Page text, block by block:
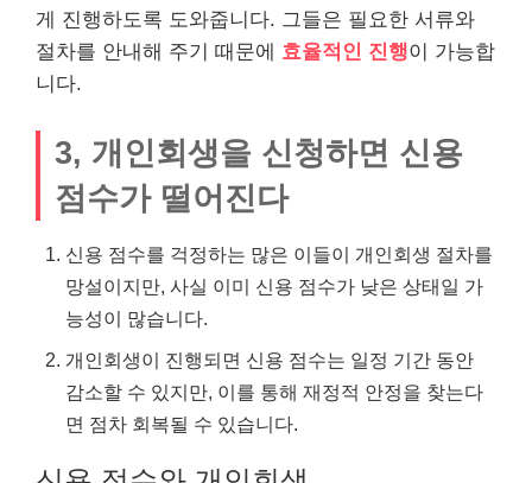
게 진행하도록 도와줍니다. 그들은 필요한 서류와
절차를 안내해 주기 때문에 효율적인 진행이 가능합
니다.
3, 개인회생을 신청하면 신용
점수가 떨어진다
신용 점수를 걱정하는 많은 이들이 개인회생 절차를
망설이지만, 사실 이미 신용 점수가 낮은 상태일 가
능성이 많습니다.
개인회생이 진행되면 신용 점수는 일정 기간 동안
감소할 수 있지만, 이를 통해 재정적 안정을 찾는다
면 점차 회복될 수 있습니다.